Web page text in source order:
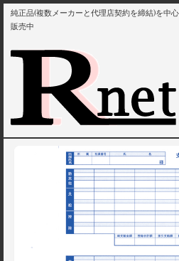
純正品(複数メーカーと代理店契約を締結)を中
販売中